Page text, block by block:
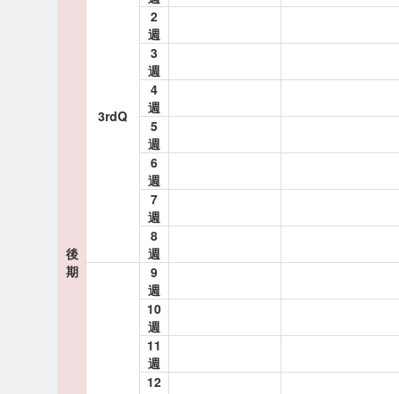
後
期
3rdQ
2
週
3
週
4
週
5
週
6
週
7
週
8
週
9
週
10
週
11
週
12